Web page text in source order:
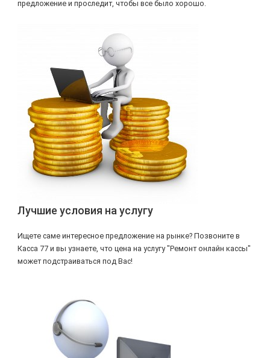
предложение и проследит, чтобы все было хорошо.
Лучшие условия на услугу
Ищете саме интересное предложение на рынке? Позвоните в
Касса 77 и вы узнаете, что цена на услугу "Ремонт онлайн кассы"
может подстраиваться под Вас!